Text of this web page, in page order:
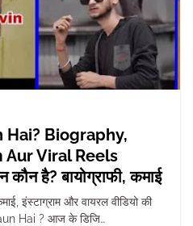
Hai? Biography,
Viral Reels
है? बायोग्राफी, कमाई
इंस्टाग्राम और वायरल वीडियो की
Hai ? आज के डिजि…